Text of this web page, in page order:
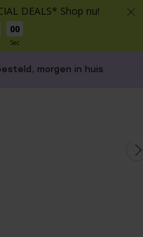
DEALS* Shop nu!
00
Sec
morgen in huis